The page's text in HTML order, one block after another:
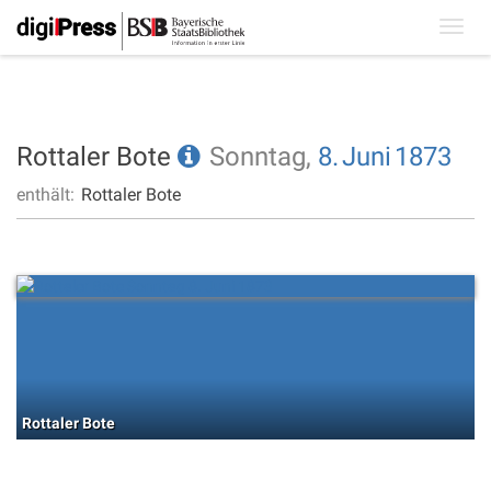
Rottaler Bote Sonntag, 8.Juni 1873
enthält: Rottaler Bote
Rottaler Bote